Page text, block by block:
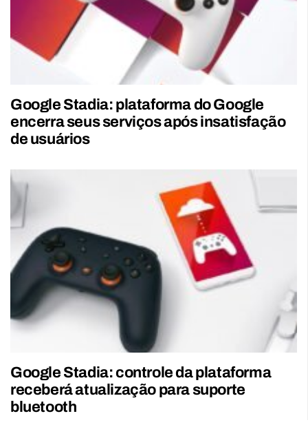
Google Stadia: plataforma do Google
encerra seus serviços após insatisfação
de usuários
Google Stadia: controle da plataforma
receberá atualização para suporte
bluetooth